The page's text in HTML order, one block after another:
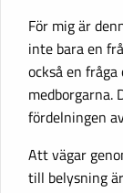
För mig är
inte bara en
också en
medborgarna.
fördelningen
Att vägar
till belysning